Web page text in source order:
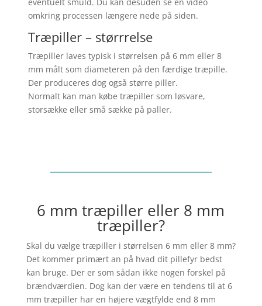
omkring processen længere nede på siden.
Træpiller – størrrelse
Træpiller laves typisk i størrelsen på 6 mm eller 8
mm målt som diameteren på den færdige træpille.
Der produceres dog også større piller.
Normalt kan man købe træpiller som løsvare,
storsække eller små sække på paller.
6 mm træpiller eller 8 mm
træpiller?
Skal du vælge træpiller i størrelsen 6 mm eller 8 mm?
Det kommer primært an på hvad dit pillefyr bedst
kan bruge. Der er som sådan ikke nogen forskel på
brændværdien. Dog kan der være en tendens til at 6
mm træpiller har en højere vægtfylde end 8 mm